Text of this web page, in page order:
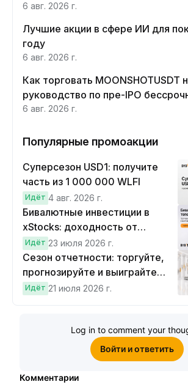
6 авг. 2026 г.
Лучшие акции в сфере ИИ для
году
6 авг. 2026 г.
Как торговать MOONSHOTUSDT
руководство по пре-IPO
контрактов Moonshot AI
6 авг. 2026 г.
Популярные промоакции
Суперсезон USD1: получите
часть из 1 000 000 WLFI
Идёт 4 авг. 2026 г.
Бивалютные инвестиции в
xStocks: доходность от
прогнозов
Идёт 23 июля 2026 г.
Сезон отчетности: торгуйте,
прогнозируйте и выиграйте
Cybertruck!
Идёт 21 июля 2026 г.
Log in to comment your
Войти и ответить
Комментарии